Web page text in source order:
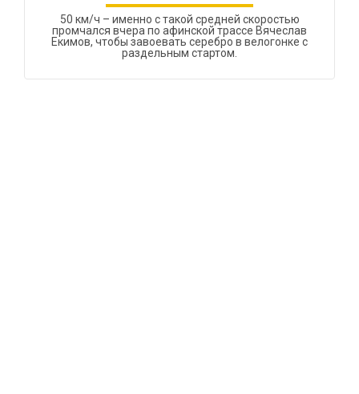
50 км/ч – именно с такой средней скоростью
промчался вчера по афинской трассе Вячеслав
Екимов, чтобы завоевать серебро в велогонке с
раздельным стартом.